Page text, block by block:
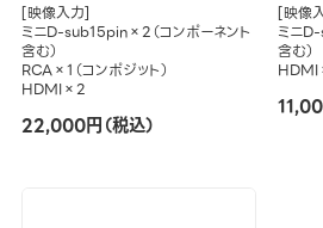
[映像入力]
ミニD-sub15pin×2（コンポーネント
含む）
RCA×1（コンポジット）
HDMI×2
22,000円（税込）
[映像
ミニ
含む）